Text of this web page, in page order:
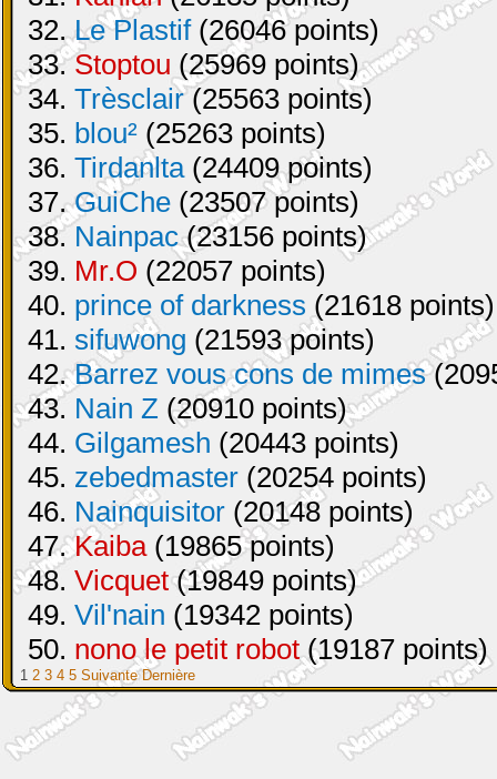
32.Le Plastif(26046 points)
33.Stoptou (25969 points)
34. Trèsclair(25563 points)
35. blou² (25263 points)
36. Tirdanlta(24409 points)
37.GuiChe (23507 points)
38. Nainpac(23156 points)
39. Mr.O (22057 points)
40. prince of darkness (21618 points)
41. sifuwong (21593 points)
42.Barrez vous cons de mimes
43. Nain Z (20910 points)
44. Gilgamesh (20443 points)
45. zebedmaster (20254 points)
46. Nainquisitor (20148 points)
47.Kaiba(19865 points)
48. Vicquet(19849 points)
49. Vil'nain (19342 points)
50. nono le petit robot(19187 points)
1 2 3 4 5 Suivante Dernière